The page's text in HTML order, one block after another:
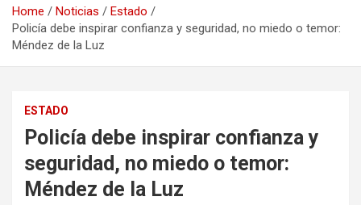
Home Noticias
Estado
Policía debe inspirar confianza y seguridad, no miedo o temor:
Méndez de la Luz
ESTADO
Policía debe inspirar confianza y
seguridad, no miedo o temor:
Méndez de la Luz